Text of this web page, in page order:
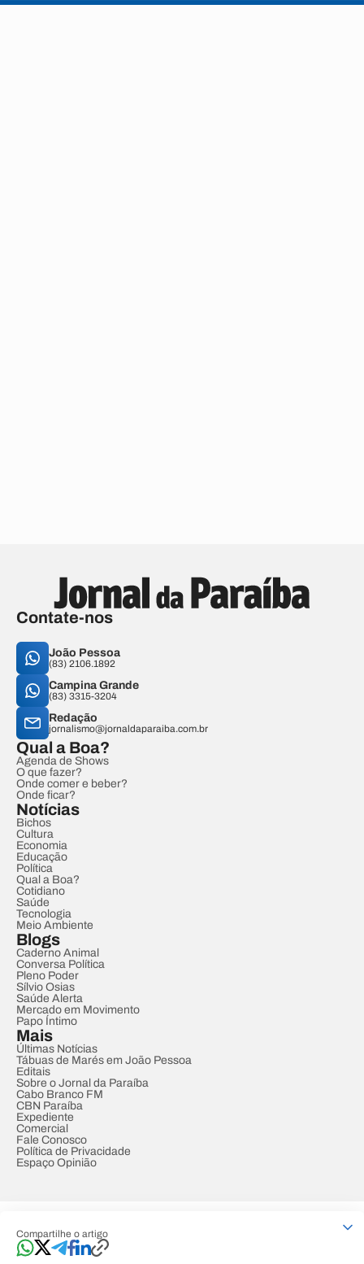
Compartilhe o artigo
Contate-nos
João Pessoa
(83) 2106.1892
Campina Grande
(83) 3315-3204
Redação
jornalismo@jornaldaparaiba.com.br
Qual a Boa?
Agenda de Shows
O que fazer?
Onde comer e beber?
Onde ficar?
Notícias
Bichos
Cultura
Economia
Educação
Política
Qual a Boa?
Cotidiano
Saúde
Tecnologia
Meio Ambiente
Blogs
Caderno Animal
Conversa Política
Pleno Poder
Sílvio Osias
Saúde Alerta
Mercado em Movimento
Papo Íntimo
Mais
Últimas Notícias
Tábuas de Marés em João Pessoa
Editais
Sobre o Jornal da Paraíba
Cabo Branco FM
CBN Paraíba
Expediente
Comercial
Fale Conosco
Política de Privacidade
Espaço Opinião
Developed by Designed by